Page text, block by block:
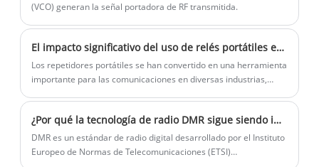
(VCO) generan la señal portadora de RF transmitida.
El impacto significativo del uso de relés portátiles en las comunicaciones en diversas industrias
Los repetidores portátiles se han convertido en una herramienta
importante para las comunicaciones en diversas industrias,
ampliar el alcance de las radios bidireccionales, garantizando
comunicaciones fluidas y confiables a largas distancias. En
noticias recientes, el uso de repetidores portátiles ha sido
¿Por qué la tecnología de radio DMR sigue siendo insustituible?
DMR es un estándar de radio digital desarrollado por el Instituto
Europeo de Normas de Telecomunicaciones (ETSI)